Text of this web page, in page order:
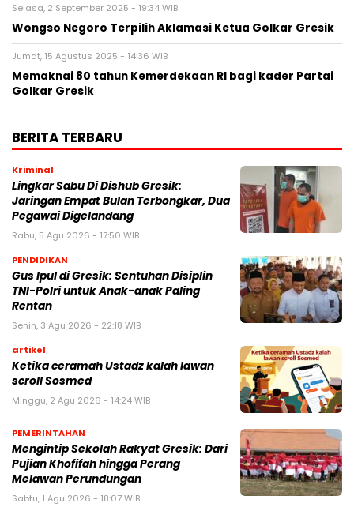
Selasa, 2 September 2025 - 19:34 WIB
Wongso Negoro Terpilih Aklamasi Ketua Golkar Gresik
Jumat, 15 Agustus 2025 - 14:36 WIB
Memaknai 80 tahun Kemerdekaan RI bagi kader Partai
Golkar Gresik
BERITA TERBARU
Kriminal
Lingkar Sabu Di Dishub Gresik:
Jaringan Empat Bulan Terbongkar, Dua
Pegawai Digelandang
Rabu, 5 Agu 2026 - 17:50 WIB
PENDIDIKAN
Gus Ipul di Gresik: Sentuhan Disiplin
TNI-Polri untuk Anak-anak Paling
Rentan
Senin, 3 Agu 2026 - 22:18 WIB
artikel
Ketika ceramah Ustadz kalah lawan
scroll Sosmed
Minggu, 2 Agu 2026 - 14:24 WIB
PEMERINTAHAN
Mengintip Sekolah Rakyat Gresik: Dari
Pujian Khofifah hingga Perang
Melawan Perundungan
Sabtu, 1 Agu 2026 - 18:07 WIB